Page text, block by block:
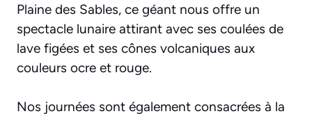
Plaine des Sables, ce géant nous offre un
spectacle lunaire attirant avec ses coulées de
lave figées et ses cônes volcaniques aux
couleurs ocre et rouge.
Nos journées sont également consacrées à la